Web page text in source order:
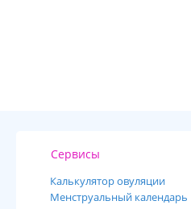
Сервисы
Калькулятор овуляции
Менструальный календарь